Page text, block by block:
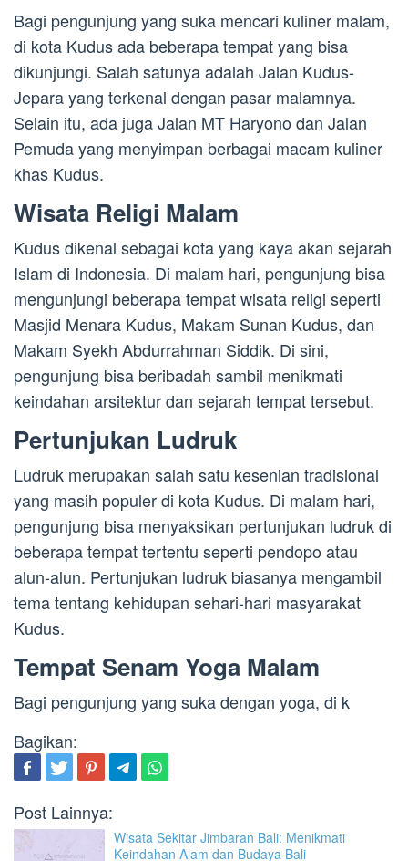
Bagi pengunjung yang suka mencari kuliner malam,
di kota Kudus ada beberapa tempat yang bisa
dikunjungi. Salah satunya adalah Jalan Kudus-
Jepara yang terkenal dengan pasar malamnya.
Selain itu, ada juga Jalan MT Haryono dan Jalan
Pemuda yang menyimpan berbagai macam kuliner
khas Kudus.
Wisata Religi Malam
Kudus dikenal sebagai kota yang kaya akan sejarah
Islam di Indonesia. Di malam hari, pengunjung bisa
mengunjungi beberapa tempat wisata religi seperti
Masjid Menara Kudus, Makam Sunan Kudus, dan
Makam Syekh Abdurrahman Siddik. Di sini,
pengunjung bisa beribadah sambil menikmati
keindahan arsitektur dan sejarah tempat tersebut.
Pertunjukan Ludruk
Ludruk merupakan salah satu kesenian tradisional
yang masih populer di kota Kudus. Di malam hari,
pengunjung bisa menyaksikan pertunjukan ludruk di
beberapa tempat tertentu seperti pendopo atau
alun-alun. Pertunjukan ludruk biasanya mengambil
tema tentang kehidupan sehari-hari masyarakat
Kudus.
Tempat Senam Yoga Malam
Bagi pengunjung yang suka dengan yoga, di k
Bagikan:
Post Lainnya:
Wisata Sekitar Jimbaran Bali: Menikmati
Keindahan Alam dan Budaya Bali